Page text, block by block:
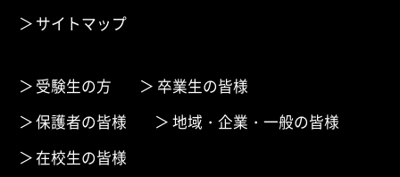
サイトマップ
受験生の方
卒業生の皆様
保護者の皆様
地域・企業・一般の皆様
在校生の皆様